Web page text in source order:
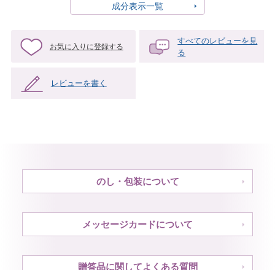
成分表示一覧
お気に入りに登録する
すべてのレビューを見
る
レビューを書く
のし・包装について
メッセージカードについて
贈答品に関してよくある質問